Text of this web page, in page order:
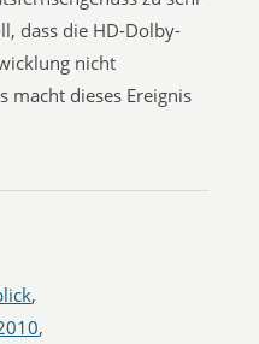
dass die HD-Dolby-
nicht
macht dieses Ereignis
,
,